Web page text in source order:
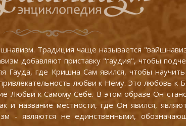
Традиция чаще называется
добавляют приставку "гаудия", чтобы
Гауда, где Кришна Сам явился, чтобы
любви к Нему. Это любовь к
Любви к Самому Себе. В этом образе Он
и название местности, где Он явился,
- являются не единственными,